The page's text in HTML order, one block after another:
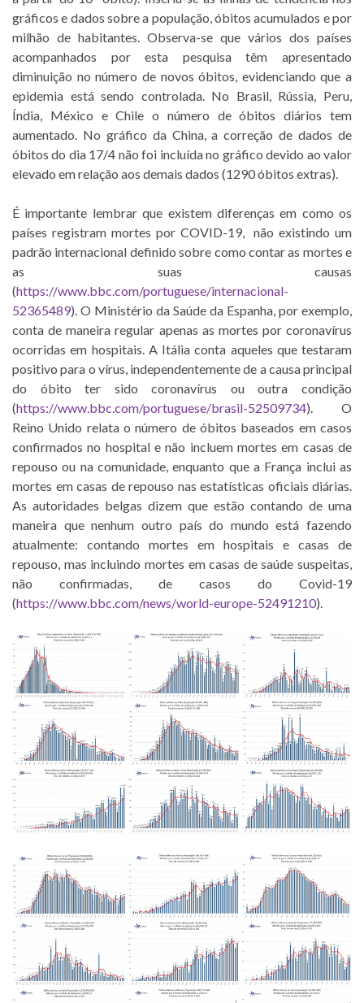
gráficos e dados sobre a população, óbitos acumulados e por
milhão de habitantes. Observa-se que vários dos países
acompanhados por esta pesquisa têm apresentado
diminuição no número de novos óbitos, evidenciando que a
epidemia está sendo controlada. No Brasil, Rússia, Peru,
Índia, México e Chile o número de óbitos diários tem
aumentado. No gráfico da China, a correção de dados de
óbitos do dia 17/4 não foi incluída no gráfico devido ao valor
elevado em relação aos demais dados (1290 óbitos extras).
É importante lembrar que existem diferenças em como os
países registram mortes por COVID-19, não existindo um
padrão internacional definido sobre como contar as mortes e
as suas causas
(https://www.bbc.com/portuguese/internacional-
52365489). O Ministério da Saúde da Espanha, por exemplo,
conta de maneira regular apenas as mortes por coronavírus
ocorridas em hospitais. A Itália conta aqueles que testaram
positivo para o vírus, independentemente de a causa principal
do óbito ter sido coronavírus ou outra condição
(https://www.bbc.com/portuguese/brasil-52509734). O
Reino Unido relata o número de óbitos baseados em casos
confirmados no hospital e não incluem mortes em casas de
repouso ou na comunidade, enquanto que a França inclui as
mortes em casas de repouso nas estatísticas oficiais diárias.
As autoridades belgas dizem que estão contando de uma
maneira que nenhum outro país do mundo está fazendo
atualmente: contando mortes em hospitais e casas de
repouso, mas incluindo mortes em casas de saúde suspeitas,
não confirmadas, de casos do Covid-19
(https://www.bbc.com/news/world-europe-52491210).